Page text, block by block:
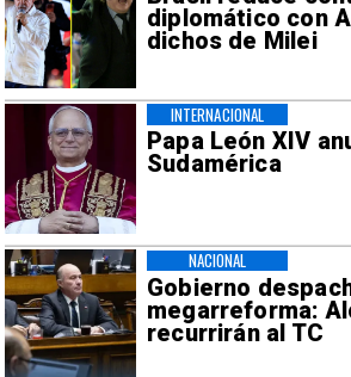
diplomático con
dichos de Milei
Papa León XIV
Sudamérica
INTERNACIONAL
Gobierno
megarreforma:
recurrirán al TC
NACIONAL